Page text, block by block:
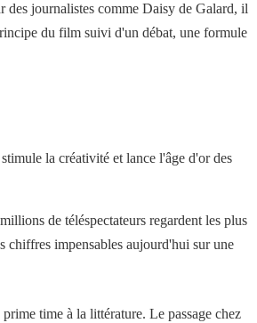
des journalistes comme Daisy de Galard, il
du film suivi d'un débat, une formule
la créativité et lance l'âge d'or des
de téléspectateurs regardent les plus
chiffres impensables aujourd'hui sur une
time à la littérature. Le passage chez